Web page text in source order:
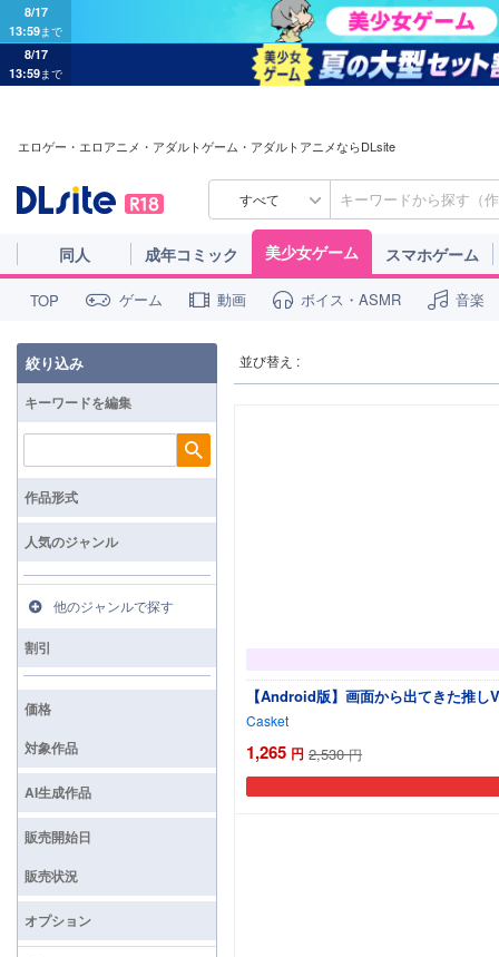
8/17
13:59まで
8/17
13:59まで
エロゲー・エロアニメ・アダルトゲーム・アダルトアニメならDLsite
すべて
同人 成年コミック 美少女ゲーム スマホゲーム
TOP ゲーム 動画 ボイス・ASMR 音楽
並び替え :
【Android版】画面から出てきた推
Casket
1,265 円 2,530 円
絞り込み
キーワードを編集
検索
作品形式
人気のジャンル
他のジャンルで探す
割引
価格
対象作品
AI生成作品
販売開始日
販売状況
オプション